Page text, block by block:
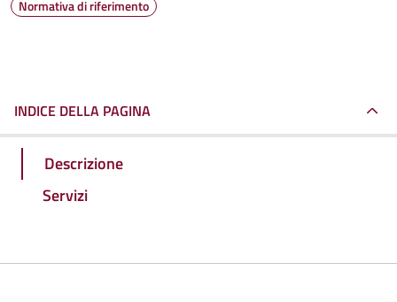
Normativa di riferimento
INDICE DELLA PAGINA
Descrizione
Servizi